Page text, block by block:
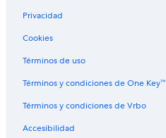
Hoteles de lujo en Mendoza
Hoteles de negocios en Mendoza
Hoteles en la playa en Mendoza
Hoteles familiares en Mendoza
Hoteles históricos en Mendoza
Hoteles románticos en Mendoza
Privacidad
Cookies
Términos de uso
Términos y condiciones de One Key™
Términos y condiciones de Vrbo
Accesibilidad